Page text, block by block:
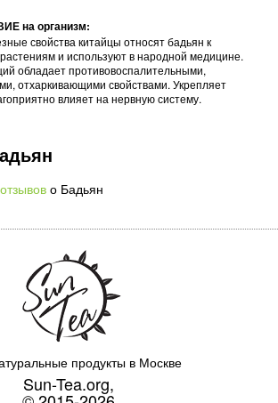
на организм:
свойства китайцы относят бадьян к
и используют в народной медицине.
обладает противовоспалительными,
отхаркивающими свойствами. Укрепляет
влияет на нервную систему.
о Бадьян
продукты в Москве
Sun-Tea.org,